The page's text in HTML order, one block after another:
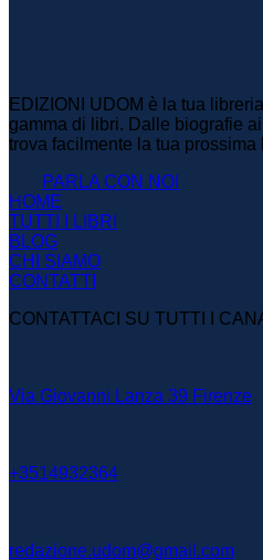
EDIZIONI UDOM è la tua
gamma di libri. Dalle biografie
trova facilmente la tua prossima
PARLA CON NOI
HOME
TUTTI I LIBRI
BLOG
CHI SIAMO
CONTATTI
CONTATTACI SU TUTTI I
Via Giovanni Lanza 39 Firenze
+3514932364
redazione.udom@gmail.com